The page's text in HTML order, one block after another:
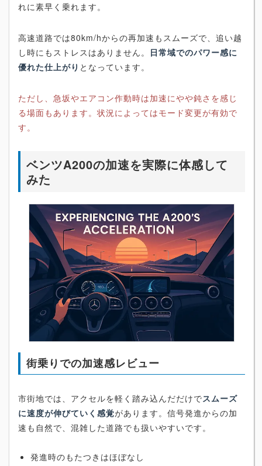
れに素早く乗れます。
高速道路では80km/hからの再加速もスムーズで、追い越
し時にもストレスはありません。 日常域でのパワー感に
優れた仕上がり となっています。
ただし、急坂やエアコン作動時は加速にやや鈍さを感じ
る場面もあります。状況によってはモード変更が有効で
す。
ベンツA200の加速を実際に体感して
みた
街乗りでの加速感レビュー
市街地では、アクセルを軽く踏み込んだだけでスムーズ
に速度が伸びていく感覚があります。信号発進からの加
速も自然で、混雑した道路でも扱いやすいです。
発進時のもたつきはほぼなし